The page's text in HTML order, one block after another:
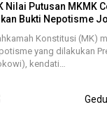
Nilai Putusan MKMK
Bukti Nepotisme
Konstitusi (MK)
yang dilakukan
kendati…